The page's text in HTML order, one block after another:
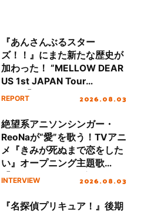
『あんさんぶるスター
ズ！！』にまた新たな歴史が
加わった！ “MELLOW DEAR
US 1st JAPAN Tour
Final「NICE to meet YOU
ート!!
REPORT 2026.08.03
絶望系アニソンシンガー・
ReoNaが“愛”を歌う！TVアニ
メ『きみが死ぬまで恋をした
い』オープニング主題歌
「Amore」インタビュー
INTERVIEW 2026.08.03
『名探偵プリキュア！』後期